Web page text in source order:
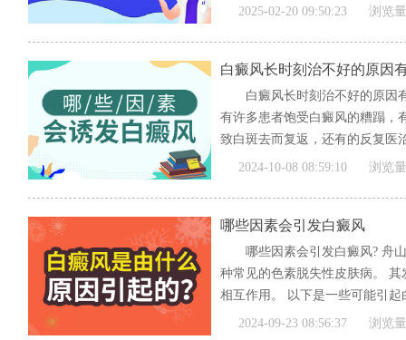
[全文]
2025-02-20 09:50:23 浏览
白癜风长时刻治不好的原因
白癜风长时刻治不好的原因
有许多患者饱受白癜风的糟蹋，
致白斑去而复返，还有的反复医
[全文]
2024-10-08 08:59:10 浏览
哪些因素会引发白癜风
哪些因素会引发白癜风? 舟
种常见的色素脱失性皮肤病。
相互作用。 以下是一些可能引
[全文]
2024-09-23 08:56:37 浏览